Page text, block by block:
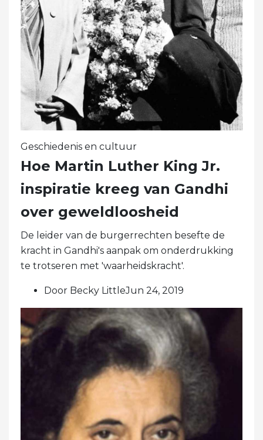
Geschiedenis en cultuur
Hoe Martin Luther King Jr.
inspiratie kreeg van Gandhi
over geweldloosheid
De leider van de burgerrechten besefte de
kracht in Gandhi's aanpak om onderdrukking
te trotseren met 'waarheidskracht'.
Door Becky LittleJun 24, 2019